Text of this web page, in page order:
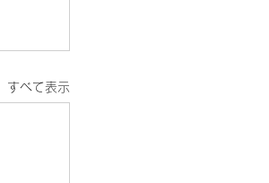
すべて表示